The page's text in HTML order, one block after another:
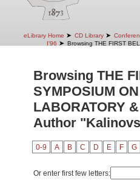
eLibrary Home ➤ CD Library ➤
I'96 ➤ Browsing THE FIRST
Browsing THE
SYMPOSIUM
LABORATORY
Author
0-9 A B C D E F G
Or enter first few letters: